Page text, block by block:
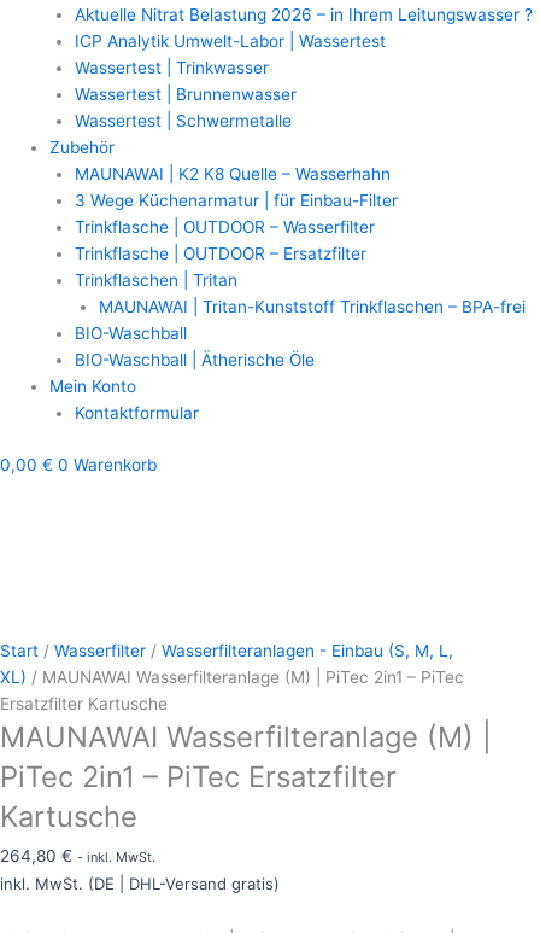
Aktuelle Nitrat Belastung 2026 – in Ihrem Leitungswasser ?
ICP Analytik Umwelt-Labor | Wassertest
Wassertest | Trinkwasser
Wassertest | Brunnenwasser
Wassertest | Schwermetalle
Zubehör
MAUNAWAI | K2 K8 Quelle – Wasserhahn
3 Wege Küchenarmatur | für Einbau-Filter
Trinkflasche | OUTDOOR – Wasserfilter
Trinkflasche | OUTDOOR – Ersatzfilter
Trinkflaschen | Tritan
MAUNAWAI | Tritan-Kunststoff Trinkflaschen – BPA-frei
BIO-Waschball
BIO-Waschball | Ätherische Öle
Mein Konto
Kontaktformular
0,00 € 0 Warenkorb
Start / Wasserfilter / Wasserfilteranlagen - Einbau (S, M, L,
XL) / MAUNAWAI Wasserfilteranlage (M) | PiTec 2in1 – PiTec
Ersatzfilter Kartusche
MAUNAWAI Wasserfilteranlage (M) |
PiTec 2in1 – PiTec Ersatzfilter
Kartusche
264,80 € - inkl. MwSt.
inkl. MwSt. (DE | DHL-Versand gratis)